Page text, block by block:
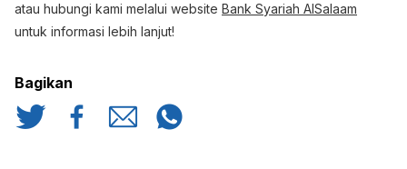
atau hubungi kami melalui website Bank Syariah AlSalaam
untuk informasi lebih lanjut!
Bagikan